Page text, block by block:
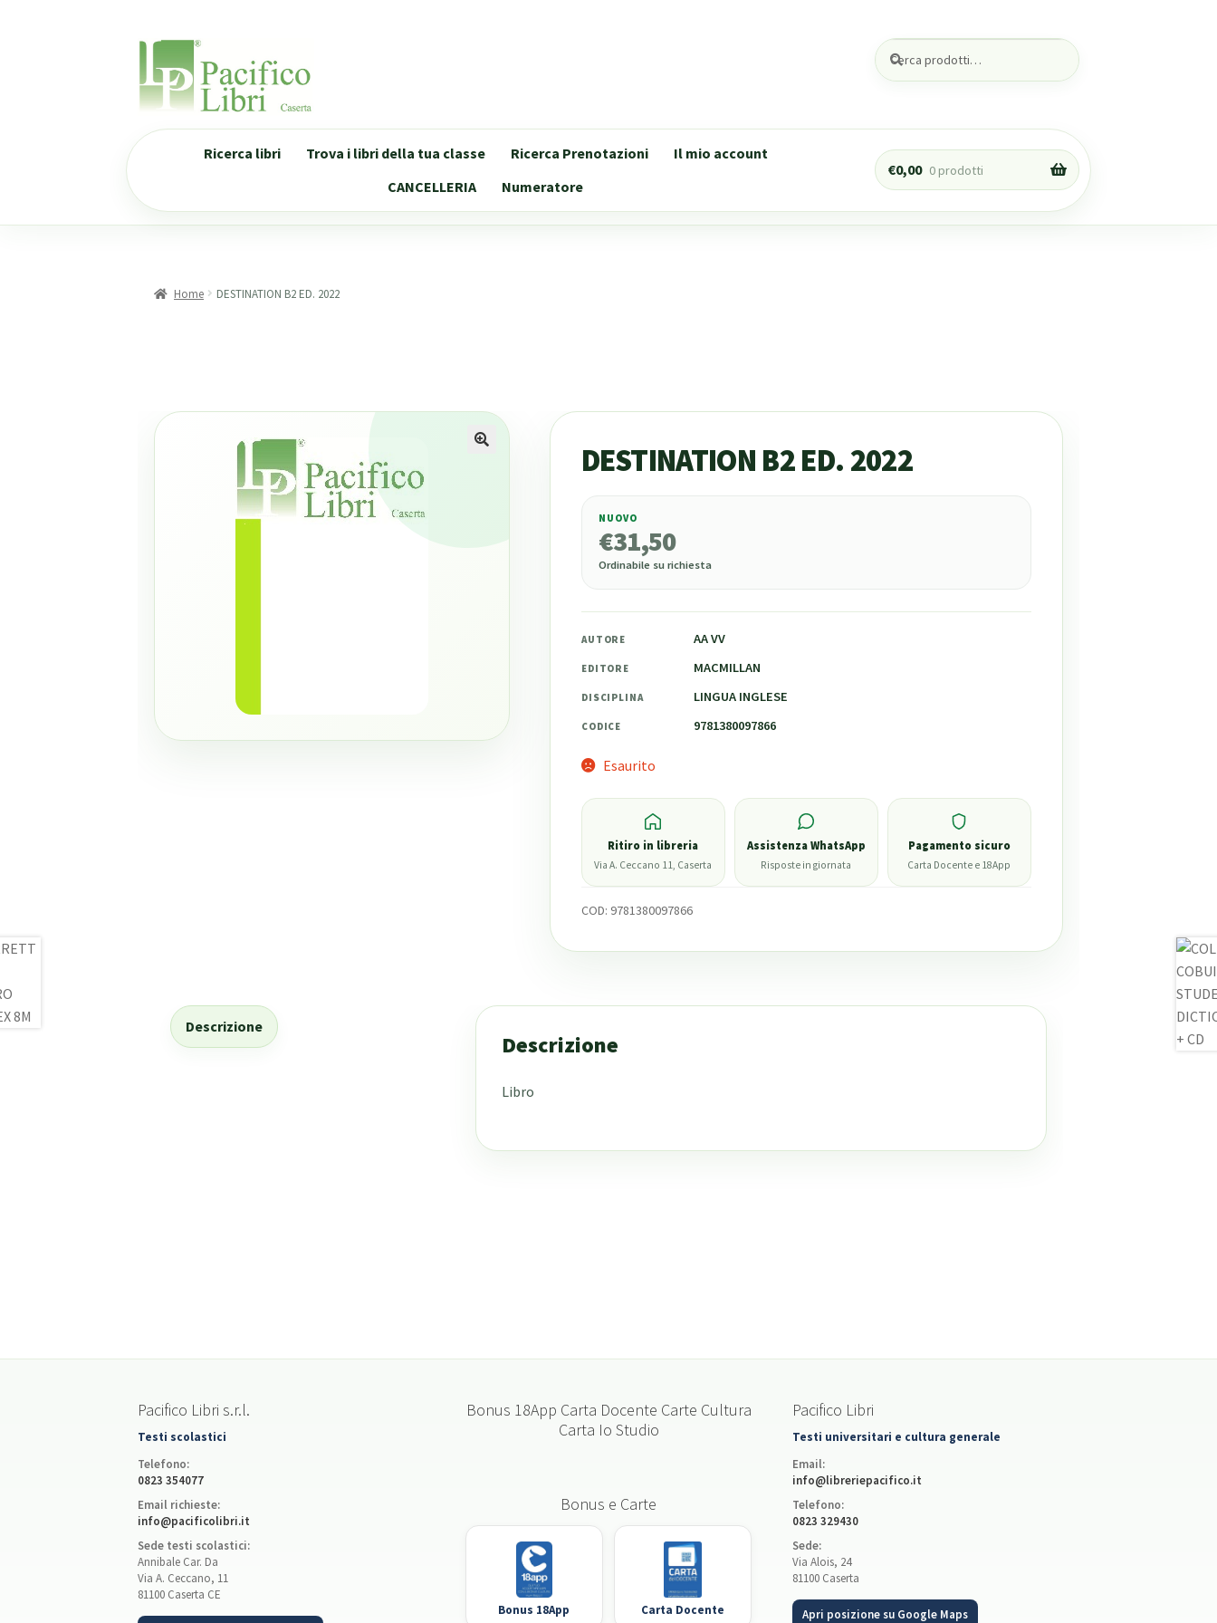
Vai
alla
navigazione
Vai
contenuto
Cerca:
Cerca
Ricerca libri Trova i libri della tua classe Ricerca Prenotazioni
Il mio account
CANCELLERIA
Numeratore
€0,00 0 prodotti
Home DESTINATION B2 ED. 2022
DESTINATION B2 ED. 2022
31,50
NUOVO
€31,50
Ordinabile su richiesta
AUTORE AA VV
EDITORE MACMILLAN
DISCIPLINA LINGUA INGLESE
CODICE 9781380097866
Esaurito
Ritiro in libreria
Via A. Ceccano 11, Caserta
Assistenza WhatsApp
Risposte in giornata
Pagamento sicuro
Carta Docente e 18App
COD: 9781380097866
Descrizione
Descrizione
Libro
Pacifico Libri s.r.l.
Testi scolastici
Telefono:
0823 354077
Email richieste:
info@pacificolibri.it
Sede testi scolastici:
Annibale Car. Da
Via A. Ceccano, 11
81100 Caserta CE
Bonus 18App Carta Docente Carte Cultura
Carta Io Studio
Bonus e Carte
Bonus 18App Carta Docente
Pacifico Libri
Testi universitari e cultura generale
Email:
info@libreriepacifico.it
Telefono:
0823 329430
Sede:
Via Alois, 24
81100 Caserta
Apri posizione su Google Maps